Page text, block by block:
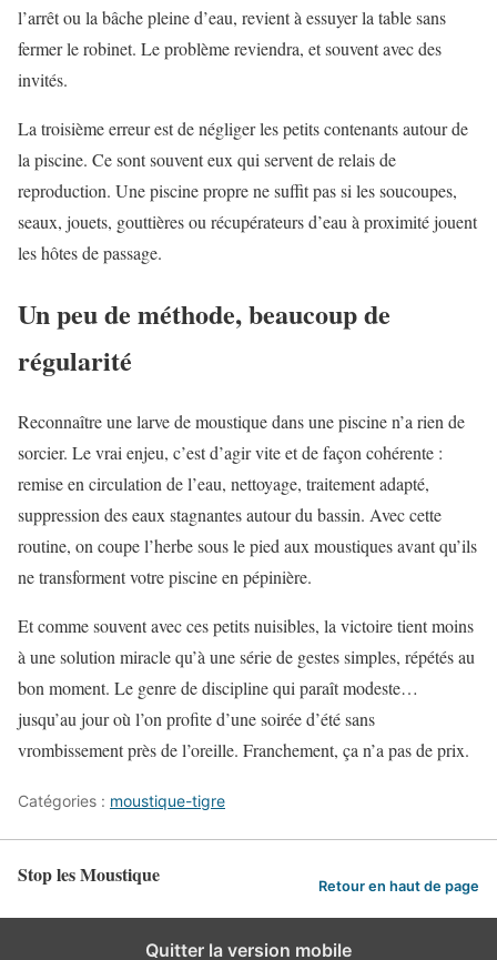
l’arrêt ou la bâche pleine d’eau, revient à essuyer la table sans
fermer le robinet. Le problème reviendra, et souvent avec des
invités.
La troisième erreur est de négliger les petits contenants autour de
la piscine. Ce sont souvent eux qui servent de relais de
reproduction. Une piscine propre ne suffit pas si les soucoupes,
seaux, jouets, gouttières ou récupérateurs d’eau à proximité jouent
les hôtes de passage.
Un peu de méthode, beaucoup de
régularité
Reconnaître une larve de moustique dans une piscine n’a rien de
sorcier. Le vrai enjeu, c’est d’agir vite et de façon cohérente :
remise en circulation de l’eau, nettoyage, traitement adapté,
suppression des eaux stagnantes autour du bassin. Avec cette
routine, on coupe l’herbe sous le pied aux moustiques avant qu’ils
ne transforment votre piscine en pépinière.
Et comme souvent avec ces petits nuisibles, la victoire tient moins
à une solution miracle qu’à une série de gestes simples, répétés au
bon moment. Le genre de discipline qui paraît modeste…
jusqu’au jour où l’on profite d’une soirée d’été sans
vrombissement près de l’oreille. Franchement, ça n’a pas de prix.
Catégories : moustique-tigre
Stop les Moustique Retour en haut de page
Quitter la version mobile